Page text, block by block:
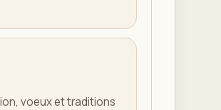
voeux et traditions